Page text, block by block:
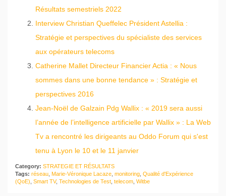
Résultats semestriels 2022
Interview Christian Queffelec Président Astellia :
Stratégie et perspectives du spécialiste des services
aux opérateurs telecoms
Catherine Mallet Directeur Financier Actia : « Nous
sommes dans une bonne tendance » : Stratégie et
perspectives 2016
Jean-Noël de Galzain Pdg Wallix : « 2019 sera aussi
l’année de l’intelligence artificielle par Wallix » : La Web
Tv a rencontré les dirigeants au Oddo Forum qui s'est
tenu à Lyon le 10 et le 11 janvier
Category: STRATEGIE ET RÉSULTATS
Tags: réseau Marie-Véronique Lacaze monitoring Qualité d'Expérience
(QoE) Smart TV, Technologies de Test telecom Witbe